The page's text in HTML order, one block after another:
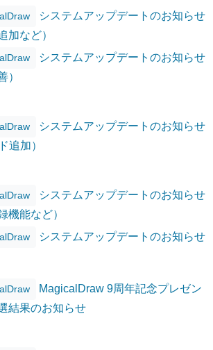
システムアップデートのお知らせ
加など）
システムアップデートのお知らせ
）
システムアップデートのお知らせ
追加）
システムアップデートのお知らせ
機能など）
システムアップデートのお知らせ
MagicalDraw 9周年記念プレゼン
結果のお知らせ